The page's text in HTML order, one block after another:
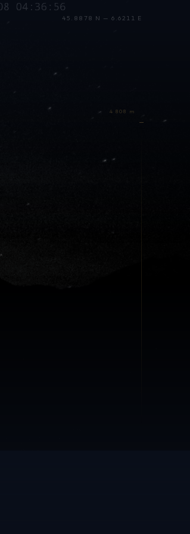
45.8878 N — 6.6211 E